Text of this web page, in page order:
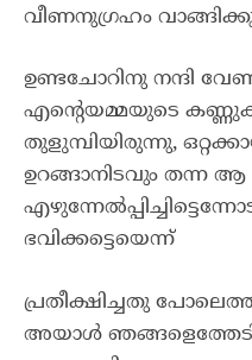
വീണനുഗ്രഹം
ഉണ്ടചോറിനു നന്ദി
എന്റെയമ്മയുടെ
തുളുമ്പിയിരുന്നു,
ഉറങ്ങാനിടവും തന്ന
ഭവിക്കട്ടെയെന്ന്
പ്രതീക്ഷിച്ചതു
അയാൾ ഞങ്ങളെത്തേടി